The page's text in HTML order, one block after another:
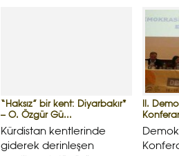
“Haksız” bir kent: Diyarbakır*
– O. Özgür Gü...
Kürdistan kentlerinde
giderek derinleşen
II.